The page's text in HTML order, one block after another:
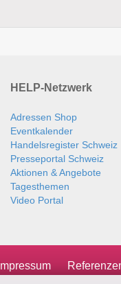
HELP-Netzwerk
Adressen Shop
Eventkalender
Handelsregister Schweiz
Presseportal Schweiz
Aktionen & Angebote
Tagesthemen
Video Portal
Impressum